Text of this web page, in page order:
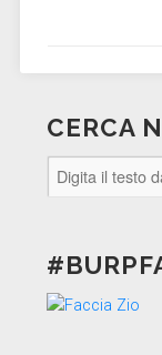
CERCA